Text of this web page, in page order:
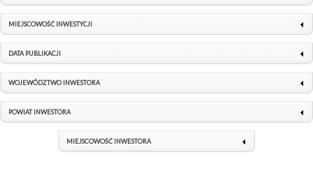
MIEJSCOWOŚĆ INWESTYCJI
DATA PUBLIKACJI
WOJEWÓDZTWO INWESTORA
POWIAT INWESTORA
MIEJSCOWOŚĆ INWESTORA